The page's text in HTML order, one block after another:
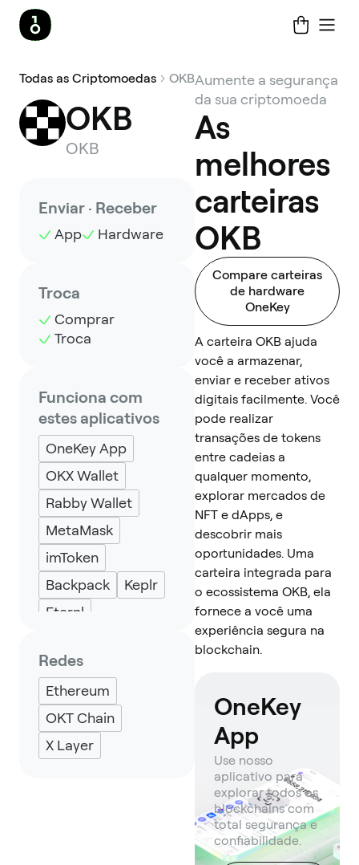
Todas as Criptomoedas OKB
OKB
OKB
Enviar · Receber
App Hardware
Troca
Comprar
Troca
Funciona com
estes aplicativos
OneKey App
OKX Wallet
Rabby Wallet
MetaMask
imToken
Backpack
Keplr
Eternl
Redes
Ethereum
OKT Chain
X Layer
Aumente a segurança
da sua criptomoeda
As
melhores
carteiras
OKB
Compare carteiras
de hardware
OneKey
A carteira OKB ajuda
você a armazenar,
enviar e receber ativos
digitais facilmente. Você
pode realizar
transações de tokens
entre cadeias a
qualquer momento,
explorar mercados de
NFT e dApps, e
descobrir mais
oportunidades. Uma
carteira integrada para
o ecossistema OKB, ela
fornece a você uma
experiência segura na
blockchain.
OneKey
App
Use nosso
aplicativo para
explorar todos os
blockchains com
total segurança e
confiabilidade.